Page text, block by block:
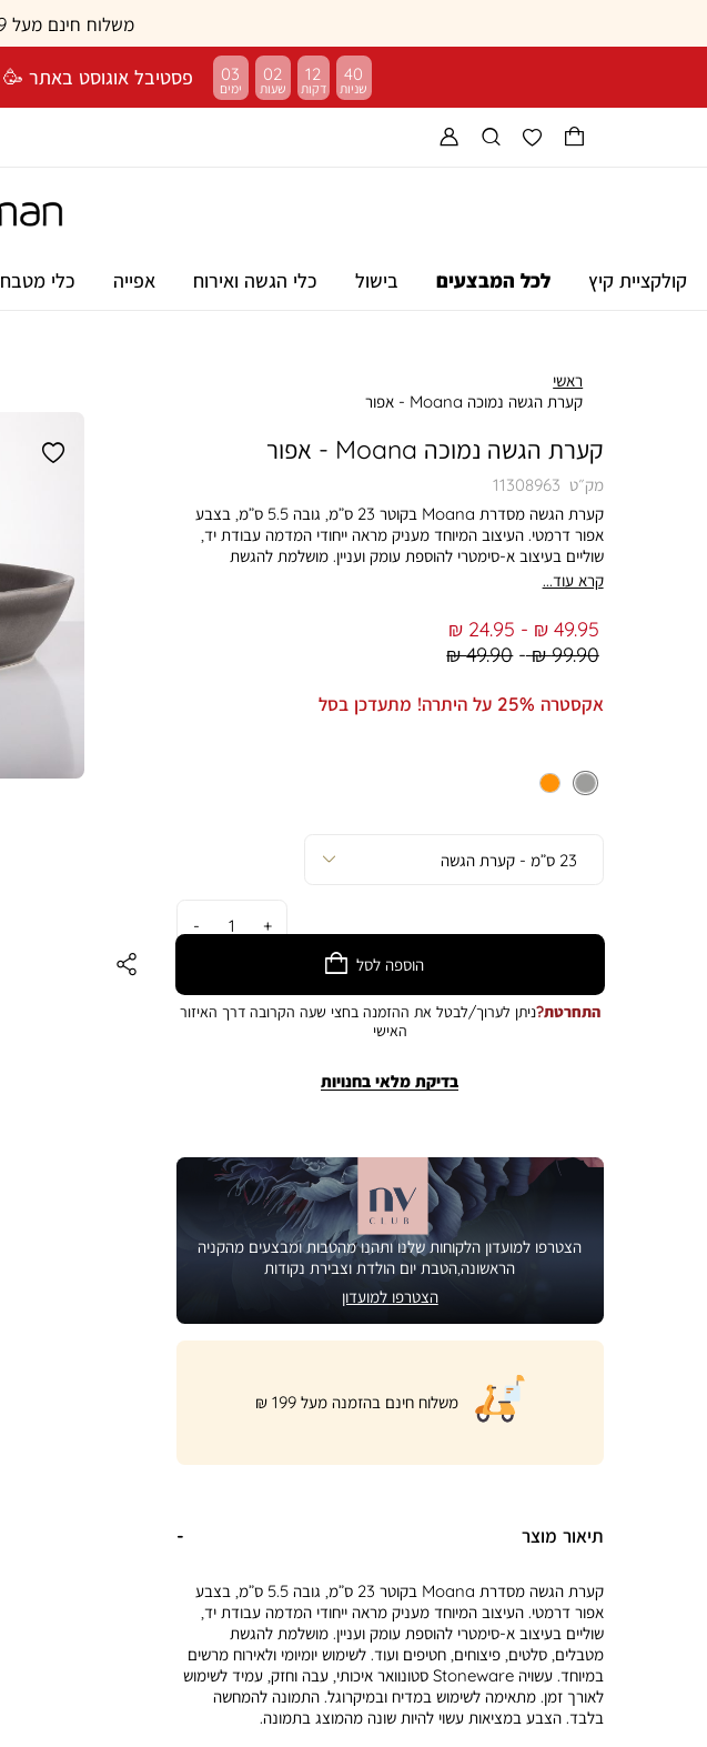
משלוח חינם מעל 249 ₪ | החזרות חינם בסניפים
פסטיבל אוגוסט באתר 🥳 50% הנחה + אקסטרה 25% על היתרה! 🎉 03 02 12 39
קולקציית קיץ לכל המבצעים בישול כלי הגשה ואירוח אפייה כלי מטבח
ראשי
קערת הגשה נמוכה Moana - אפור
קערת הגשה נמוכה Moana - אפור
מק״ט 11308963
קערת הגשה מסדרת Moana בקוטר 23 ס”מ, גובה 5.5 ס”מ, בצבע
אפור דרמטי. העיצוב המיוחד מעניק מראה ייחודי המדמה עבודת יד,
שוליים בעיצוב א-סימטרי להוספת עומק ועניין. מושלמת להגשת
מטבלים, סלטים, פיצוחים, חטיפים ועוד. לשימוש יומיומי ולאירוח מרשים
לאורך זמן. מתאימה לשימוש במדיח ובמיקרוגל. התמונה להמחשה
בלבד. הצבע במציאות עשוי להיות שונה מהמוצג בתמונה.
קרא עוד...
Regular
Price
49.90 ₪ Regular
Price
99.90 ₪
From
24.95 ₪ To
49.95 ₪
אקסטרה 25% על היתרה! מתעדכן בסל
הוספה לסל
התחרטת?ניתן לערוך/לבטל את ההזמנה בחצי שעה הקרובה דרך האיזור
האישי
בדיקת מלאי בחנויות
הצטרפו למועדון הלקוחות שלנו ותהנו מהטבות ומבצעים מהקניה
הראשונה,הטבת יום הולדת וצבירת נקודות
הצטרפו למועדון
|
product
page
banner
משלוח חינם בהזמנה מעל 199 ₪
תיאור מוצר
קערת הגשה מסדרת Moana בקוטר 23 ס”מ, גובה 5.5 ס”מ, בצבע
אפור דרמטי. העיצוב המיוחד מעניק מראה ייחודי המדמה עבודת יד,
שוליים בעיצוב א-סימטרי להוספת עומק ועניין. מושלמת להגשת
מטבלים, סלטים, פיצוחים, חטיפים ועוד. לשימוש יומיומי ולאירוח מרשים
במיוחד. עשויה Stoneware סטונוואר איכותי, עבה וחזק, עמיד לשימוש
לאורך זמן. מתאימה לשימוש במדיח ובמיקרוגל. התמונה להמחשה
בלבד. הצבע במציאות עשוי להיות שונה מהמוצג בתמונה.